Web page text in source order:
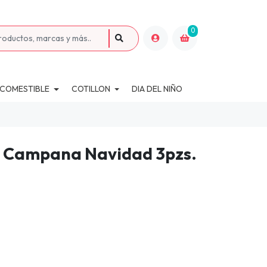
0
COTILLON DIA DEL NIÑO
Navidad 3pzs.